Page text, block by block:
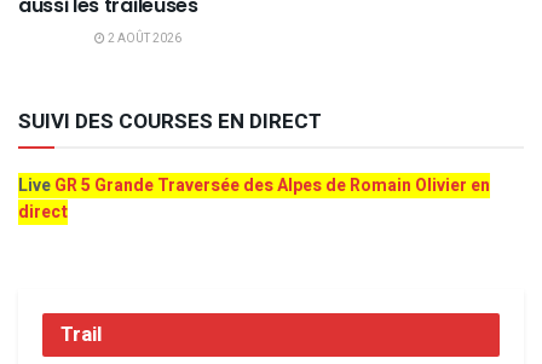
aussi les traileuses
2 AOÛT 2026
SUIVI DES COURSES EN DIRECT
LiveGR 5 Grande Traversée des Alpes de Romain Olivier en
direct
Trail